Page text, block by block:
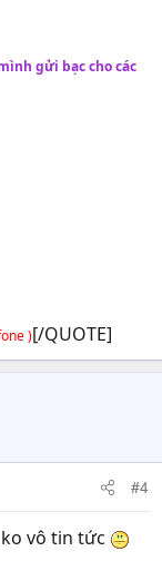
gửi bạc cho các
)[/QUOTE]
#4
vô tin tức